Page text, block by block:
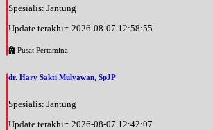
Spesialis: Jantung
Update terakhir: 2026-08-07 12:58:55
Pusat Pertamina
dr. Hary Sakti Mulyawan, SpJP
Spesialis: Jantung
Update terakhir: 2026-08-07 12:42:07